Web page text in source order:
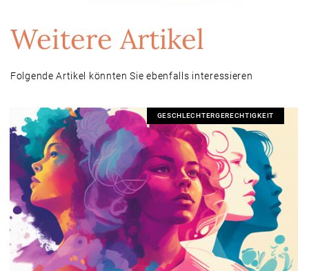
Weitere Artikel
Folgende Artikel könnten Sie ebenfalls interessieren
GESCHLECHTERGERECHTIGKEIT